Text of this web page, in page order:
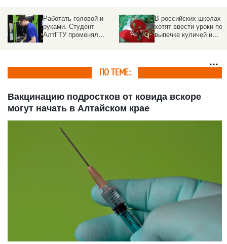
Работать головой и
руками. Студент
АлтГТУ променял
В российских школах
хотят ввести уроки по
выпечке куличей и
ПО ТЕМЕ:
Вакцинацию подростков от ковида вскоре
могут начать в Алтайском крае